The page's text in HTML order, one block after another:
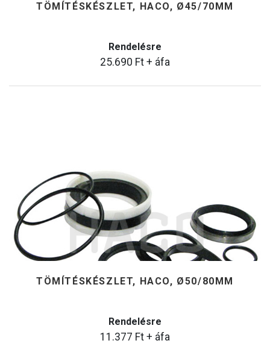
TÖMÍTÉSKÉSZLET, HACO, Ø45/70MM
Rendelésre
25.690 Ft + áfa
TÖMÍTÉSKÉSZLET, HACO, Ø50/80MM
Rendelésre
11.377 Ft + áfa